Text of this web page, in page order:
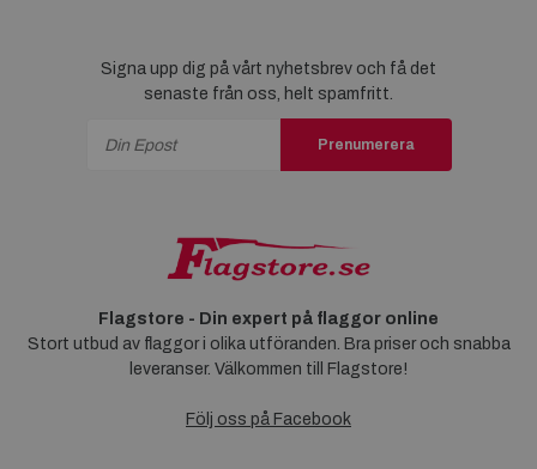
Signa upp dig på vårt nyhetsbrev och få det
senaste från oss, helt spamfritt.
Prenumerera
Flagstore - Din expert på flaggor online
Stort utbud av flaggor i olika utföranden. Bra priser och snabba
leveranser. Välkommen till Flagstore!
Följ oss på Facebook